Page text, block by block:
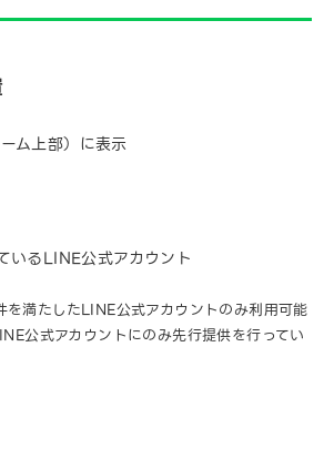
ム上部）に表示
いるLINE公式アカウント
満たしたLINE公式アカウントのみ利用可能
公式アカウントにのみ先行提供を行ってい